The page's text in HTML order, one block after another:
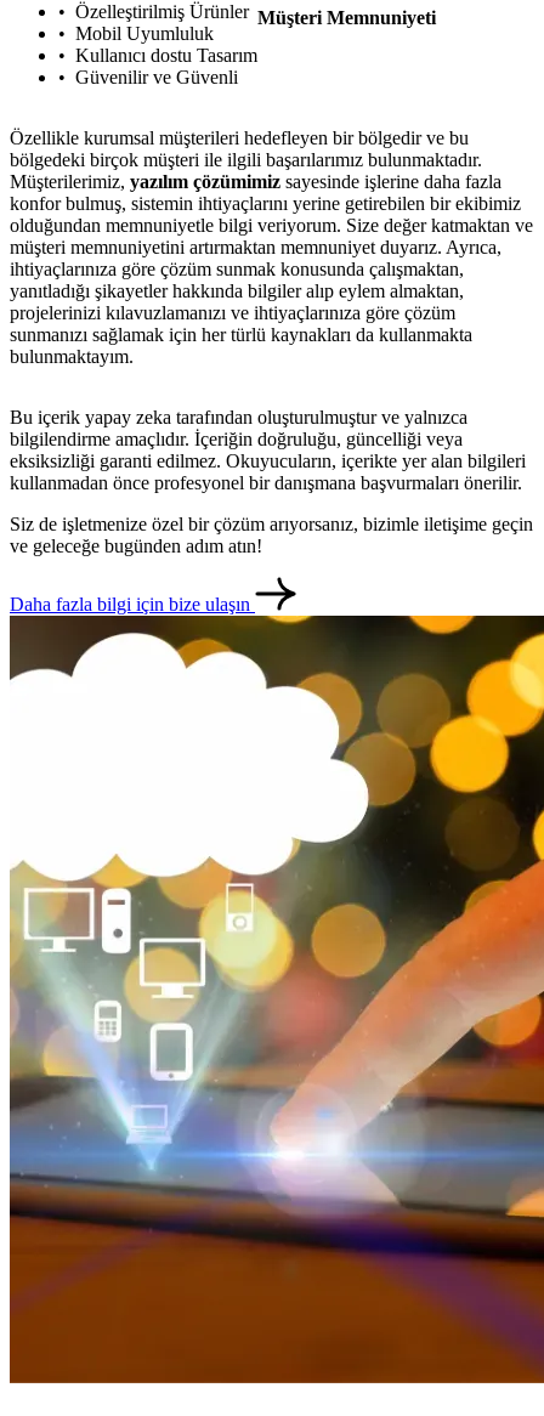
İletişim
Özelleştirilmiş Ürünler
Mobil Uyumluluk
Kullanıcı dostu Tasarım
Güvenilir ve Güvenli
Müşteri Memnuniyeti
Özellikle kurumsal müşterileri hedefleyen bir bölgedir ve bu
bölgedeki birçok müşteri ile ilgili başarılarımız bulunmaktadır.
Müşterilerimiz, yazılım çözümimiz sayesinde işlerine daha fazla
konfor bulmuş, sistemin ihtiyaçlarını yerine getirebilen bir ekibimiz
olduğundan memnuniyetle bilgi veriyorum. Size değer katmaktan ve
müşteri memnuniyetini artırmaktan memnuniyet duyarız. Ayrıca,
ihtiyaçlarınıza göre çözüm sunmak konusunda çalışmaktan,
yanıtladığı şikayetler hakkında bilgiler alıp eylem almaktan,
projelerinizi kılavuzlamanızı ve ihtiyaçlarınıza göre çözüm
sunmanızı sağlamak için her türlü kaynakları da kullanmakta
bulunmaktayım.
Bu içerik yapay zeka tarafından oluşturulmuştur ve yalnızca
bilgilendirme amaçlıdır. İçeriğin doğruluğu, güncelliği veya
eksiksizliği garanti edilmez. Okuyucuların, içerikte yer alan bilgileri
kullanmadan önce profesyonel bir danışmana başvurmaları önerilir.
Siz de işletmenize özel bir çözüm arıyorsanız, bizimle iletişime geçin
ve geleceğe bugünden adım atın!
Daha fazla bilgi için bize ulaşın